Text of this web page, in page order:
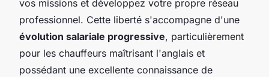
vos missions et développez votre propre réseau
professionnel. Cette liberté s'accompagne d'une
évolution salariale progressive, particulièrement
pour les chauffeurs maîtrisant l'anglais et
possédant une excellente connaissance de